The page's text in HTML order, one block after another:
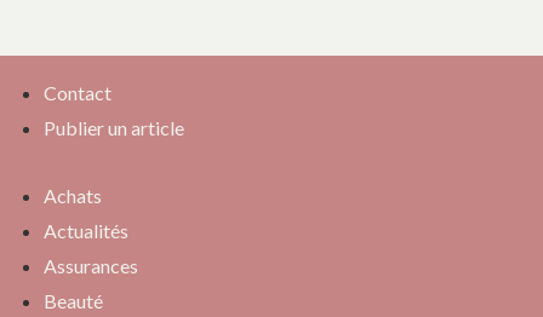
Contact
Publier un article
Achats
Actualités
Assurances
Beauté